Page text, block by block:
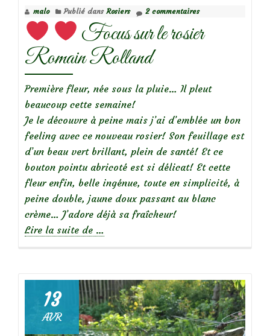
malo Publié dans Rosiers 2 commentaires
Focus sur le rosier
Romain Rolland
Première fleur, née sous la pluie… Il pleut
beaucoup cette semaine!
Je le découvre à peine mais j’ai d’emblée un bon
feeling avec ce nouveau rosier! Son feuillage est
d’un beau vert brillant, plein de santé! Et ce
bouton pointu abricoté est si délicat! Et cette
fleur enfin, belle ingénue, toute en simplicité, à
peine double, jaune doux passant au blanc
crème… J’adore déjà sa fraîcheur!
Lire la suite de à
Focus
sur
…
13
AVR